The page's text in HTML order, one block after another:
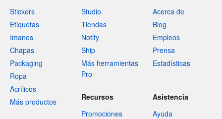
Stickers
Etiquetas
Imanes
Chapas
Packaging
Ropa
Acrílicos
Más productos
Studio
Tiendas
Notify
Ship
Más herramientas
Pro
Acerca de
Blog
Empleos
Prensa
Estadísticas
Recursos
Promociones
Asistencia
Ayuda